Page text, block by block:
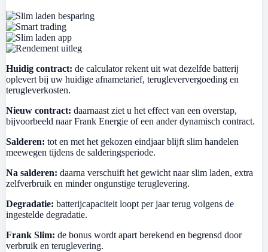
Huidig contract: de calculator rekent uit wat dezelfde batterij
oplevert bij uw huidige afnametarief, terugleververgoeding en
terugleverkosten.
Nieuw contract: daarnaast ziet u het effect van een overstap,
bijvoorbeeld naar Frank Energie of een ander dynamisch contract.
Salderen: tot en met het gekozen eindjaar blijft slim handelen
meewegen tijdens de salderingsperiode.
Na salderen: daarna verschuift het gewicht naar slim laden, extra
zelfverbruik en minder ongunstige teruglevering.
Degradatie: batterijcapaciteit loopt per jaar terug volgens de
ingestelde degradatie.
Frank Slim: de bonus wordt apart berekend en begrensd door
verbruik en teruglevering.